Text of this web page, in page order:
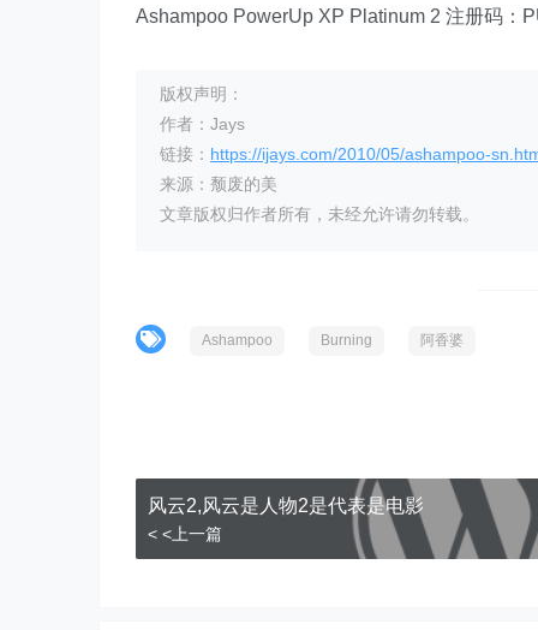
Ashampoo PowerUp XP Platinum 2 注册码：
版权声明：
作者：Jays
链接： https://ijays.com/2010/05/ashampoo-
来源：颓废的美
文章版权归作者所有，未经允许请勿转载。
Ashampoo Burning 阿香婆
风云2,风云是人物2是代表是电影
< <上一篇